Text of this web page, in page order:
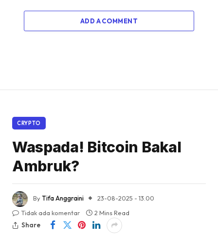
ADD A COMMENT
CRYPTO
Waspada! Bitcoin Bakal
Ambruk?
ByTifa Anggraini
23-08-2025 - 13.00
Tidak ada komentar
2 Mins Read
Share